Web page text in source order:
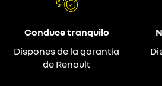
Conduce tranquilo
Dispones de la garantía
de Renault